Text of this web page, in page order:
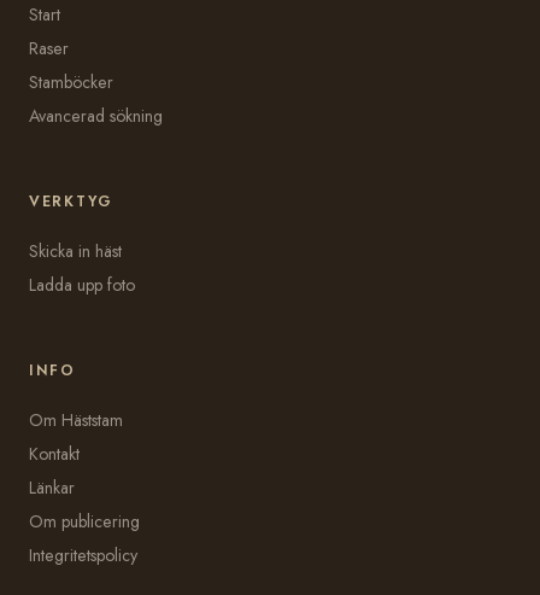
Start
Raser
Stamböcker
Avancerad sökning
VERKTYG
Skicka in häst
Ladda upp foto
INFO
Om Häststam
Kontakt
Länkar
Om publicering
Integritetspolicy